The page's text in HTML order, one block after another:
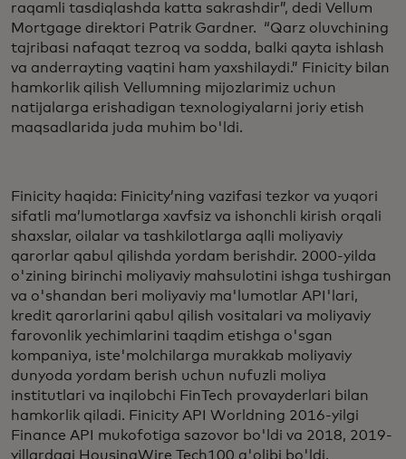
raqamli tasdiqlashda katta sakrashdir”, dedi Vellum
Mortgage direktori Patrik Gardner. “Qarz oluvchining
tajribasi nafaqat tezroq va sodda, balki qayta ishlash
va anderrayting vaqtini ham yaxshilaydi.” Finicity bilan
hamkorlik qilish Vellumning mijozlarimiz uchun
natijalarga erishadigan texnologiyalarni joriy etish
maqsadlarida juda muhim bo'ldi.
Finicity haqida: Finicity’ning vazifasi tezkor va yuqori
sifatli ma’lumotlarga xavfsiz va ishonchli kirish orqali
shaxslar, oilalar va tashkilotlarga aqlli moliyaviy
qarorlar qabul qilishda yordam berishdir. 2000-yilda
o'zining birinchi moliyaviy mahsulotini ishga tushirgan
va o'shandan beri moliyaviy ma'lumotlar API'lari,
kredit qarorlarini qabul qilish vositalari va moliyaviy
farovonlik yechimlarini taqdim etishga o'sgan
kompaniya, iste'molchilarga murakkab moliyaviy
dunyoda yordam berish uchun nufuzli moliya
institutlari va inqilobchi FinTech provayderlari bilan
hamkorlik qiladi. Finicity API Worldning 2016-yilgi
Finance API mukofotiga sazovor bo'ldi va 2018, 2019-
yillardagi HousingWire Tech100 g'olibi bo'ldi.